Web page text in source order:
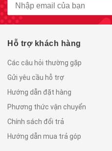
Hỗ trợ khách hàng
Các câu hỏi thường gặp
Gửi yêu cầu hỗ trợ
Hướng dẫn đặt hàng
Phương thức vận chuyển
Chính sách đổi trả
Hướng dẫn mua trả góp